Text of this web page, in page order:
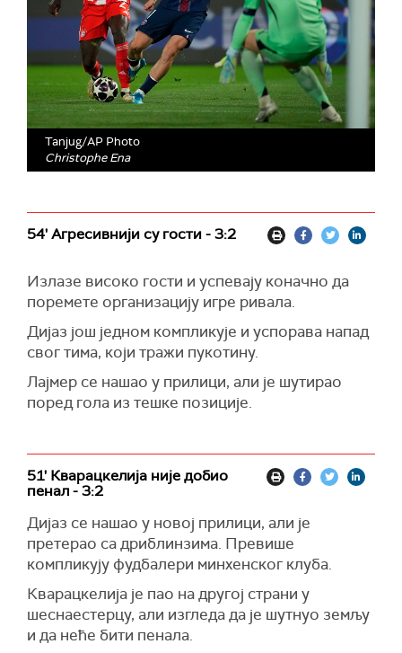
Tanjug/AP Photo
Christophe Ena
54' Агресивнији су гости - 3:2
Излазе високо гости и успевају коначно да
поремете организацију игре ривала.
Дијаз још једном компликује и успорава напад
свог тима, који тражи пукотину.
Лајмер се нашао у прилици, али је шутирао
поред гола из тешке позиције.
51' Кварацкелија није добио
пенал - 3:2
Дијаз се нашао у новој прилици, али је
претерао са дриблинзима. Превише
компликују фудбалери минхенског клуба.
Кварацкелија је пао на другој страни у
шеснаестерцу, али изгледа да је шутнуо земљу
и да неће бити пенала.